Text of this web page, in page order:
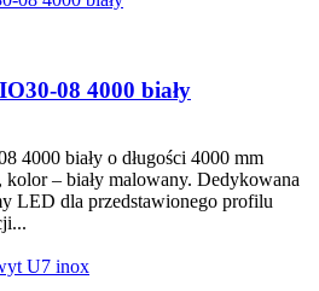
08 4000 biały
4000 biały o długości 4000 mm
– biały malowany. Dedykowana
LED dla przedstawionego profilu